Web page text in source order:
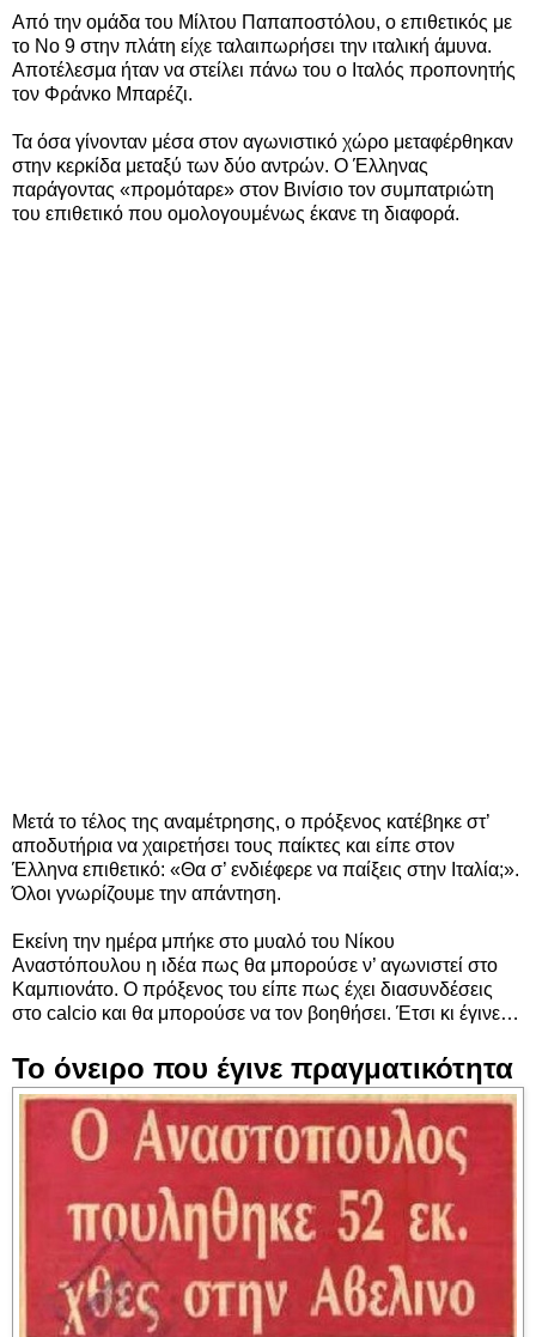
Από την ομάδα του Μίλτου Παπαποστόλου, ο επιθετικός με
το Νο 9 στην πλάτη είχε ταλαιπωρήσει την ιταλική άμυνα.
Αποτέλεσμα ήταν να στείλει πάνω του ο Ιταλός προπονητής
τον Φράνκο Μπαρέζι.
Τα όσα γίνονταν μέσα στον αγωνιστικό χώρο μεταφέρθηκαν
στην κερκίδα μεταξύ των δύο αντρών. Ο Έλληνας
παράγοντας «προμόταρε» στον Βινίσιο τον συμπατριώτη
του επιθετικό που ομολογουμένως έκανε τη διαφορά.
Μετά το τέλος της αναμέτρησης, ο πρόξενος κατέβηκε στ’
αποδυτήρια να χαιρετήσει τους παίκτες και είπε στον
Έλληνα επιθετικό: «Θα σ’ ενδιέφερε να παίξεις στην Ιταλία;».
Όλοι γνωρίζουμε την απάντηση.
Εκείνη την ημέρα μπήκε στο μυαλό του Νίκου
Αναστόπουλου η ιδέα πως θα μπορούσε ν’ αγωνιστεί στο
Καμπιονάτο. Ο πρόξενος του είπε πως έχει διασυνδέσεις
στο calcio και θα μπορούσε να τον βοηθήσει. Έτσι κι έγινε…
Το όνειρο που έγινε πραγματικότητα